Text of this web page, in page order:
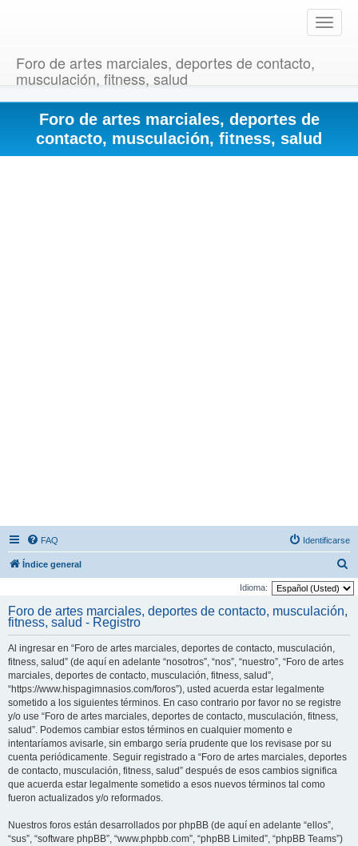
T
o
e
v
Foro de artes marciales, deportes de contacto,
musculación, fitness, salud
Foro de artes marciales, deportes de
contacto, musculación, fitness, salud
FAQ Identificarse
Índice general
u
Idioma:
Foro de artes marciales, deportes de contacto, musculación,
fitness, salud - Registro
Al ingresar en “Foro de artes marciales, deportes de contacto, musculación,
fitness, salud” (de aquí en adelante “nosotros”, “nos”, “nuestro”, “Foro de artes
marciales, deportes de contacto, musculación, fitness, salud”,
“https://www.hispagimnasios.com/foros”), usted acuerda estar legalmente
sometido a los siguientes términos. En caso contrario por favor no se registre
y/o use “Foro de artes marciales, deportes de contacto, musculación, fitness,
salud”. Podemos cambiar estos términos en cualquier momento e
intentaríamos avisarle, sin embargo sería prudente que los revisase por su
cuenta periódicamente. Seguir registrado a “Foro de artes marciales, deportes
de contacto, musculación, fitness, salud” después de esos cambios significa
que acuerda estar legalmente sometido a esos nuevos términos tal como
fueron actualizados y/o reformados.
Nuestros foros están desarrollados por phpBB (de aquí en adelante “ellos”,
“sus”, “software phpBB”, “www.phpbb.com”, “phpBB Limited”, “phpBB Teams”)